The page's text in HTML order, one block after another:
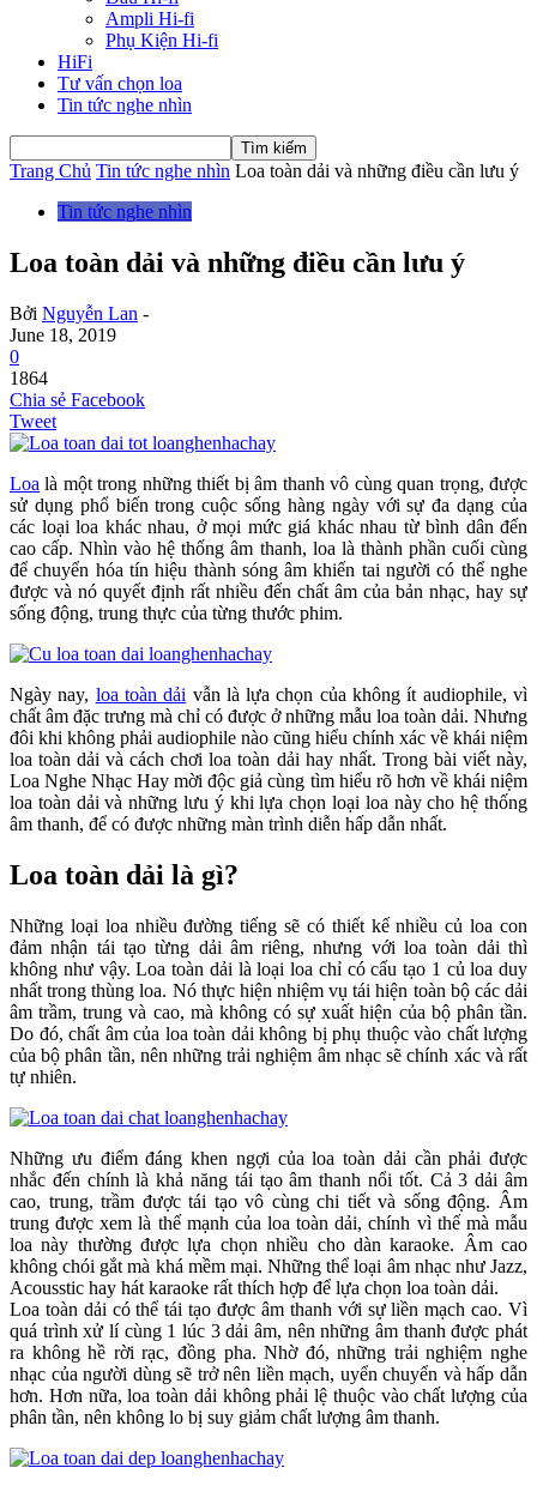
Ampli Hi-fi
Phụ Kiện Hi-fi
HiFi
Tư vấn chọn loa
Tin tức nghe nhìn
Trang Chủ Tin tức nghe nhìn Loa toàn dải và những điều cần lưu ý
Tin tức nghe nhìn
Loa toàn dải và những điều cần lưu ý
Bởi Nguyễn Lan -
June 18, 2019
0
1864
Chia sẻ Facebook
Tweet
Loa là một trong những thiết bị âm thanh vô cùng quan trọng, được
sử dụng phổ biến trong cuộc sống hàng ngày với sự đa dạng của
các loại loa khác nhau, ở mọi mức giá khác nhau từ bình dân đến
cao cấp. Nhìn vào hệ thống âm thanh, loa là thành phần cuối cùng
để chuyển hóa tín hiệu thành sóng âm khiến tai người có thể nghe
được và nó quyết định rất nhiều đến chất âm của bản nhạc, hay sự
sống động, trung thực của từng thước phim.
Ngày nay, loa toàn dải vẫn là lựa chọn của không ít audiophile, vì
chất âm đặc trưng mà chỉ có được ở những mẫu loa toàn dải. Nhưng
đôi khi không phải audiophile nào cũng hiểu chính xác về khái niệm
loa toàn dải và cách chơi loa toàn dải hay nhất. Trong bài viết này,
Loa Nghe Nhạc Hay mời độc giả cùng tìm hiểu rõ hơn về khái niệm
loa toàn dải và những lưu ý khi lựa chọn loại loa này cho hệ thống
âm thanh, để có được những màn trình diễn hấp dẫn nhất.
Loa toàn dải là gì?
Những loại loa nhiều đường tiếng sẽ có thiết kế nhiều củ loa con
đảm nhận tái tạo từng dải âm riêng, nhưng với loa toàn dải thì
không như vậy. Loa toàn dải là loại loa chỉ có cấu tạo 1 củ loa duy
nhất trong thùng loa. Nó thực hiện nhiệm vụ tái hiện toàn bộ các dải
âm trầm, trung và cao, mà không có sự xuất hiện của bộ phân tần.
Do đó, chất âm của loa toàn dải không bị phụ thuộc vào chất lượng
của bộ phân tần, nên những trải nghiệm âm nhạc sẽ chính xác và rất
tự nhiên.
Những ưu điểm đáng khen ngợi của loa toàn dải cần phải được
nhắc đến chính là khả năng tái tạo âm thanh nổi tốt. Cả 3 dải âm
cao, trung, trầm được tái tạo vô cùng chi tiết và sống động. Âm
trung được xem là thế mạnh của loa toàn dải, chính vì thế mà mẫu
loa này thường được lựa chọn nhiều cho dàn karaoke. Âm cao
không chói gắt mà khá mềm mại. Những thể loại âm nhạc như Jazz,
Acousstic hay hát karaoke rất thích hợp để lựa chọn loa toàn dải.
Loa toàn dải có thể tái tạo được âm thanh với sự liền mạch cao. Vì
quá trình xử lí cùng 1 lúc 3 dải âm, nên những âm thanh được phát
ra không hề rời rạc, đồng pha. Nhờ đó, những trải nghiệm nghe
nhạc của người dùng sẽ trở nên liền mạch, uyển chuyển và hấp dẫn
hơn. Hơn nữa, loa toàn dải không phải lệ thuộc vào chất lượng của
phân tần, nên không lo bị suy giảm chất lượng âm thanh.